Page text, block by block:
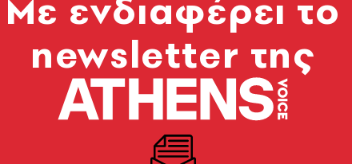
Hills 90210 έχει
μετά, στις 26 Σεπτεμβρίου
Mε ενδιαφέρει το
newsletter της